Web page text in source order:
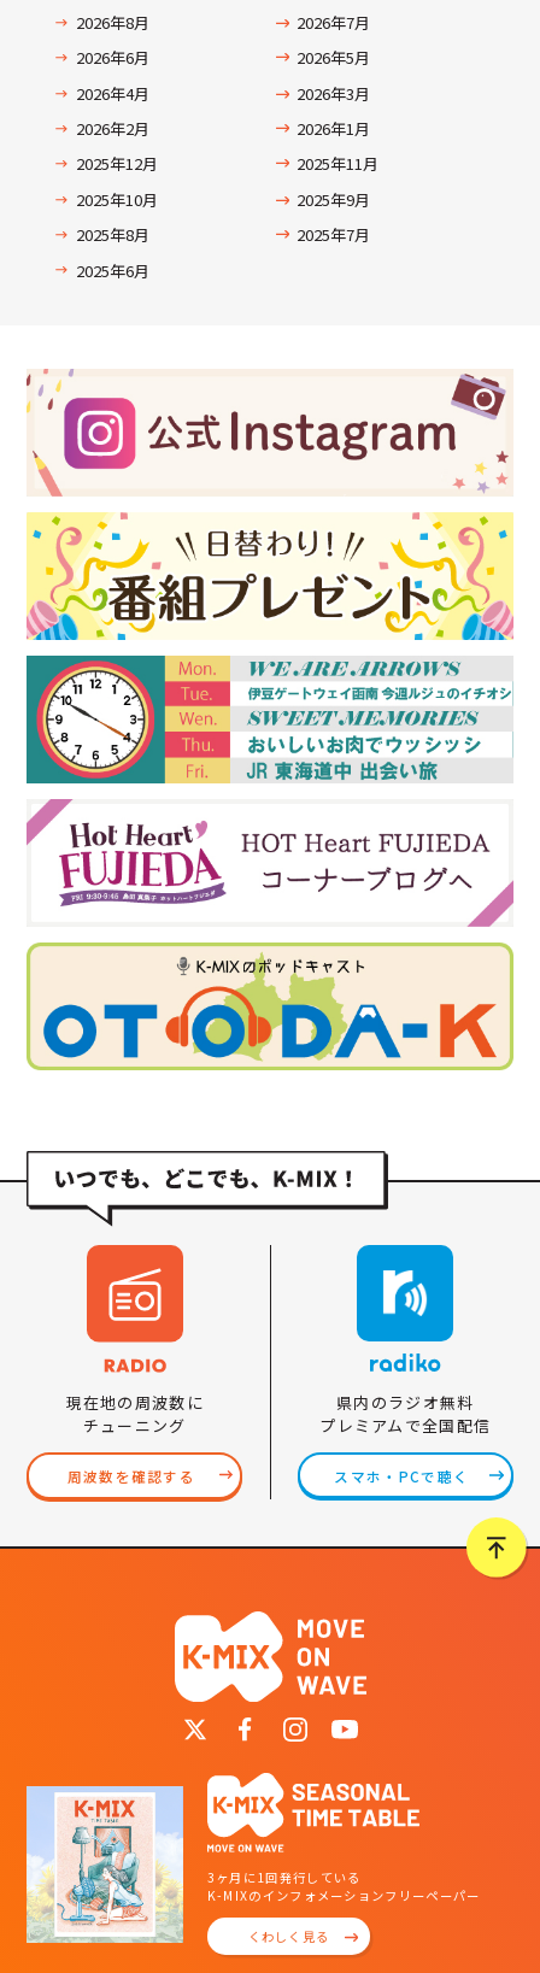
2026年8月
2026年7月
2026年6月
2026年5月
2026年4月
2026年3月
2026年2月
2026年1月
2025年12月
2025年11月
2025年10月
2025年9月
2025年8月
2025年7月
2025年6月
現在地の周波数に
チューニング
周波数を確認する
県内のラジオ無料
プレミアムで全国配信
スマホ・PCで聴く
3ヶ月に1回発行している
K-MIXのインフォメーションフリーペーパー
くわしく見る